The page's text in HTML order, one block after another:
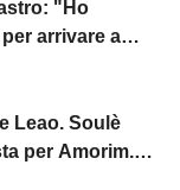
"Ho
arrivare a
Leao. Soulè
per Amorim.